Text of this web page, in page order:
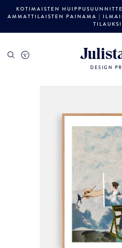
KOTIMAISTEN
AMMATTILAISTEN PAINAMA |
DESIGN